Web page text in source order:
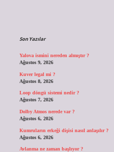
Son Yazılar
Yalova ismini nereden almıştır ?
Ağustos 9, 2026
Kuver legal mi ?
Ağustos 8, 2026
Loop döngü sistemi nedir ?
Ağustos 7, 2026
Dolby Atmos nerede var ?
Ağustos 6, 2026
Kumruların erkeği dişisi nasıl anlaşılır ?
Ağustos 6, 2026
Avlanma ne zaman başlıyor ?